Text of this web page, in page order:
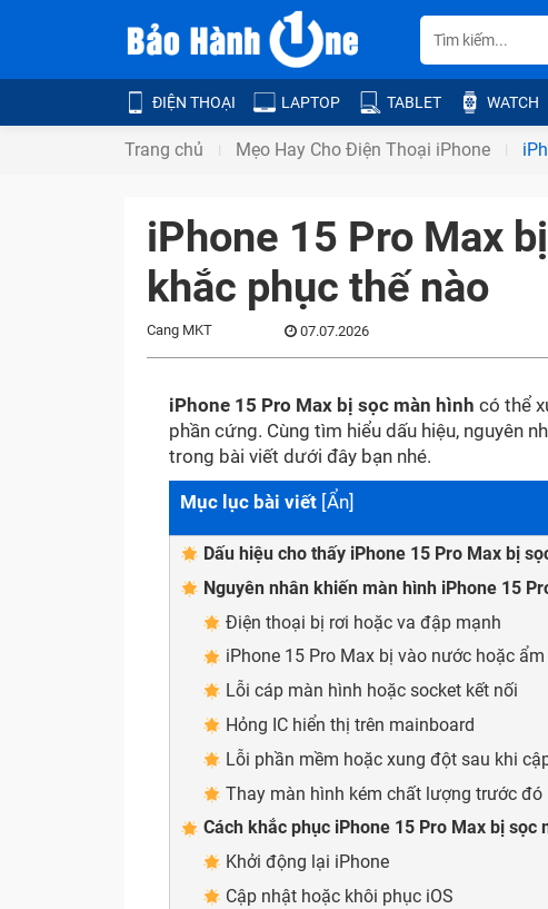
ĐIỆN THOẠI LAPTOP TABLET WATCH
Trang chủ Mẹo Hay Cho Điện Thoại iPhone
iPhone 15 Pro Max
khắc phục thế nào
Cang MKT 07.07.2026
iPhone 15 Pro Max bị sọc màn hình có thể
phần cứng. Cùng tìm hiểu dấu hiệu, nguyên
trong bài viết dưới đây bạn nhé.
Mục lục bài viết [Ẩn]
Dấu hiệu cho thấy iPhone 15 Pro Max bị
Nguyên nhân khiến màn hình iPhone 15
Điện thoại bị rơi hoặc va đập mạnh
iPhone 15 Pro Max bị vào nước hoặc ẩm
Lỗi cáp màn hình hoặc socket kết nối
Hỏng IC hiển thị trên mainboard
Lỗi phần mềm hoặc xung đột sau khi
Thay màn hình kém chất lượng trước đó
Cách khắc phục iPhone 15 Pro Max bị sọc
Khởi động lại iPhone
Cập nhật hoặc khôi phục iOS